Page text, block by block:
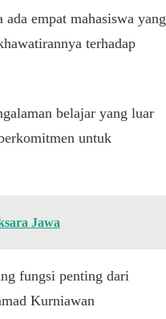
empat mahasiswa yang
terhadap
belajar yang luar
untuk
Jawa
fungsi penting dari
Kurniawan